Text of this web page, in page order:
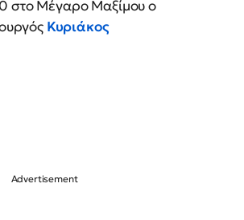
στο Μέγαρο Μαξίμου ο
Κυριάκος